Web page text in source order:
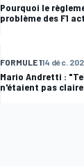
Pourquoi le
problème des F1
FORMULE 114 déc.
Mario Andretti :
n'étaient pas